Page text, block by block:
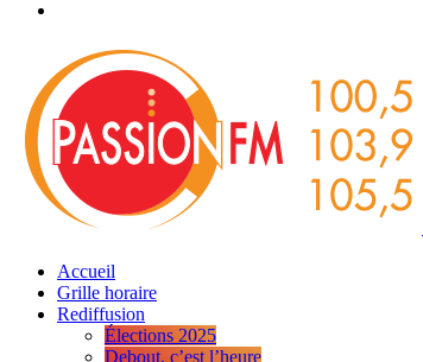
Accueil
Grille horaire
Rediffusion
Élections 2025
Debout, c’est l’heure